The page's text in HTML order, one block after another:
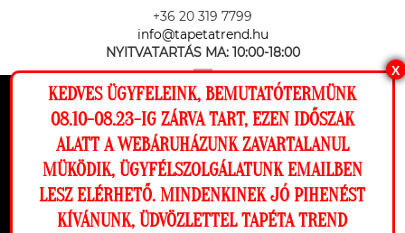
Ez a weboldal cookie-kat használ, hogy a
lehető legjobb élményt nyújtsa honlapunkon.
Beállítások
Elutasítom Engedélyezem
+36 20 319 7799
info@tapetatrend.hu
NYITVATARTÁS MA: 10:00-18:00
Az online fizetést a Barion Payment Zrt. biztosítja, MNB engedély
száma: H-EN-I-1064/2013
X
KEDVES ÜGYFELEINK, BEMUTATÓTERMÜNK
08.10-08.23-IG ZÁRVA TART, EZEN IDŐSZAK
ALATT A WEBÁRUHÁZUNK ZAVARTALANUL
MÜKÖDIK, ÜGYFÉLSZOLGÁLATUNK EMAILBEN
LESZ ELÉRHETŐ. MINDENKINEK JÓ PIHENÉST
KÍVÁNUNK, ÜDVÖZLETTEL TAPÉTA TREND